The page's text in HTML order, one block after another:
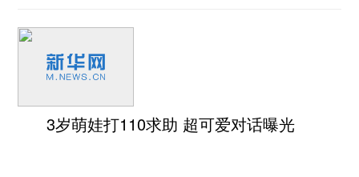
3岁萌娃打110求助 超可爱对话曝光